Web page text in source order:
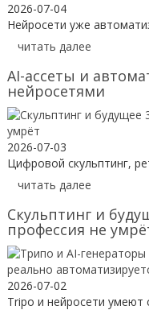
2026-07-04
Нейросети уже
читать далее
AI-ассеты и
нейросетями
2026-07-03
Цифровой скульптинг,
читать далее
Скульптинг и
профессия не
2026-07-02
Tripo и нейросети умеют